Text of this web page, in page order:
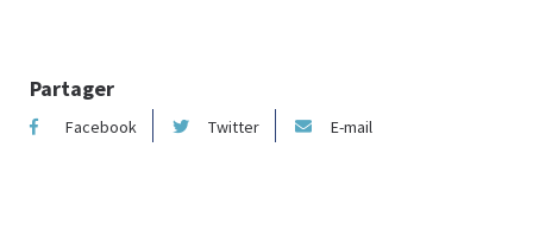
Partager
Facebook Twitter E-mail